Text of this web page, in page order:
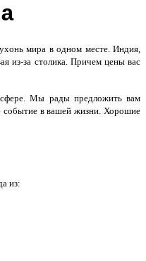
мира в одном месте. Индия,
из-за столика. Причем цены вас
Мы рады предложить вам
событие в вашей жизни. Хорошие
из: